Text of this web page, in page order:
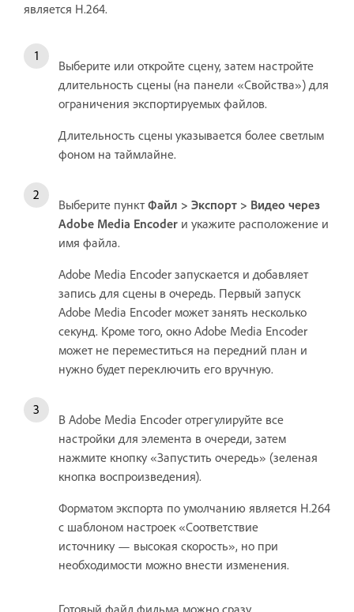
является H.264.
Выберите или откройте сцену, затем настройте
длительность сцены (на панели «Свойства») для
ограничения экспортируемых файлов.
Длительность сцены указывается более светлым
фоном на таймлайне.
Выберите пунктФайл > Экспорт > Видео через
Adobe Media Encoder и укажите расположение и
имя файла.
Adobe Media Encoder запускается и добавляет
запись для сцены в очередь. Первый запуск
Adobe Media Encoder может занять несколько
секунд. Кроме того, окно Adobe Media Encoder
может не переместиться на передний план и
нужно будет переключить его вручную.
В Adobe Media Encoder отрегулируйте все
настройки для элемента в очереди, затем
нажмите кнопку «Запустить очередь» (зеленая
кнопка воспроизведения).
Форматом экспорта по умолчанию является H.264
с шаблоном настроек «Соответствие
источнику — высокая скорость», но при
необходимости можно внести изменения.